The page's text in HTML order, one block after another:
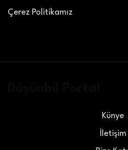
Çerez Politikamız
Künye
İletişim